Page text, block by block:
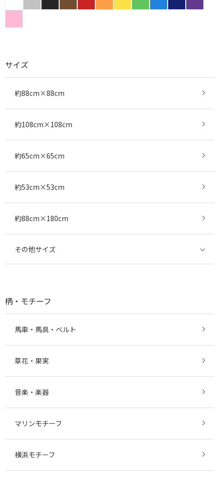
サイズ
約88cm×88cm
約108cm×108cm
約65cm×65cm
約53cm×53cm
約88cm×180cm
その他サイズ
柄・モチーフ
馬車・馬具・ベルト
草花・果実
音楽・楽器
マリンモチーフ
横浜モチーフ